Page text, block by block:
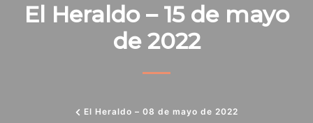
El Heraldo – 08 de mayo de 2022
El Heraldo – 15 de mayo
de 2022